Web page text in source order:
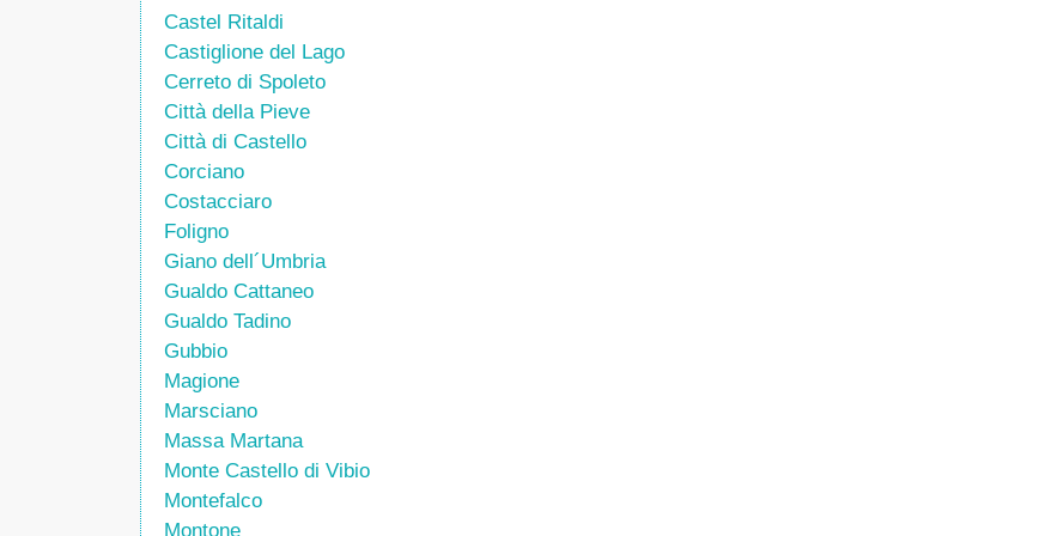
Castel Ritaldi
Castiglione del Lago
Cerreto di Spoleto
Città della Pieve
Città di Castello
Corciano
Costacciaro
Foligno
Giano dell´Umbria
Gualdo Cattaneo
Gualdo Tadino
Gubbio
Magione
Marsciano
Massa Martana
Monte Castello di Vibio
Montefalco
Montone